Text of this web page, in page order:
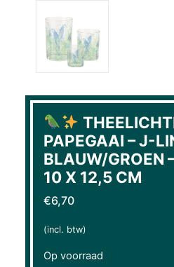
PAPEGAAI – J-
BLAUW/GROEN
10 X 12,5 CM
€6,70
(incl. btw)
Op voorraad